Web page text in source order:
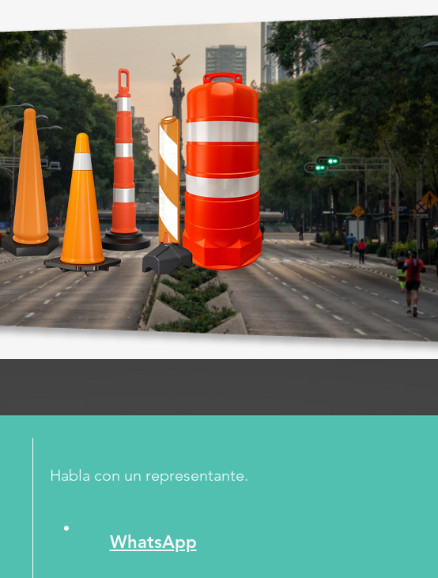
Habla con un representante.
WhatsApp